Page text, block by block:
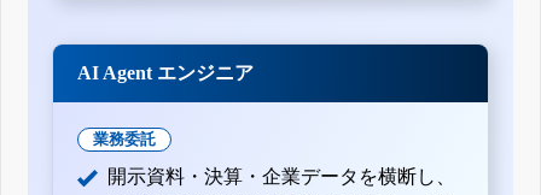
AI Agent エンジニア
業務委託
開示資料・決算・企業データを横断し、